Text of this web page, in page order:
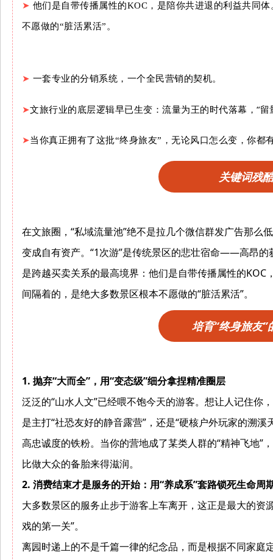
➤ 他们是自带传播属性的KOC，是陪你共进退的利益共同
不愿做的“脏活累活”。
➤ 一套专业的分销系统，一个全民营销的契机。
➤文旅行业的底层逻辑早已生变：流量为王的时代落幕，“
➤当你真正拥有了这批“终身旅友”，无论风口怎么变，你都
关键词残
在文旅圈，“私域流量池”绝不是拉几个微信群发广告那么
变成自有资产。“1次游”是传统景区的悲壮宿命——高昂的
是跨越买卖关系的最高境界：他们是自带传播属性的
间隔着的，是绝大多数景区根本不愿做的“脏活累活”。
培育“终身旅友”
1. 抛弃“大而全”，用“变态级”细分拿捏精准圈层
泛泛的“山水人文”已经喂不饱今天的游客。想让人记住你
是主打“社恐友好的静音露营”，还是“硬核户外玩家的溯
高忠诚度的铁粉。当你的营地成了某类人群的“精神飞地”
比做大众的备胎来得滋润。
2. 消费结束才是服务的开始：用“养成系”套路锁死生命周
大多数景区的服务止步于游客上车离开，这正是最大的资
戏的第一关”。
离园时递上的不是千篇一律的纪念品，而是根据不同家庭